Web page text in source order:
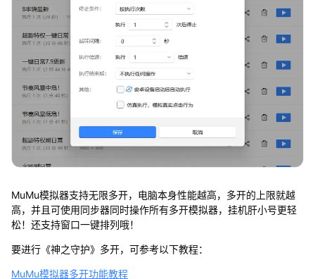
MuMu模拟器支持无限多开，电脑本身性能越高，多开的上限就越
高，并且可使用同步器同时操作所有多开模拟器，挂机肝小号更轻
松！还支持窗口一键排列哦！
要进行《神之守护》多开，可参考以下教程：
MuMu模拟器多开功能教程